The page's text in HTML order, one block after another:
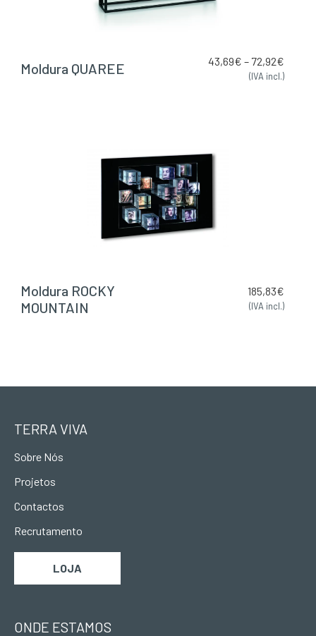
Moldura QUAREE 43,69€ – 72,92€
(IVA incl.)
Moldura ROCKY
MOUNTAIN
185,83€
(IVA incl.)
TERRA VIVA
Sobre Nós
Projetos
Contactos
Recrutamento
LOJA
ONDE ESTAMOS